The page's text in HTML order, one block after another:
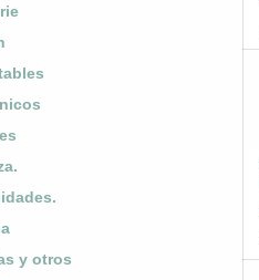
y otros